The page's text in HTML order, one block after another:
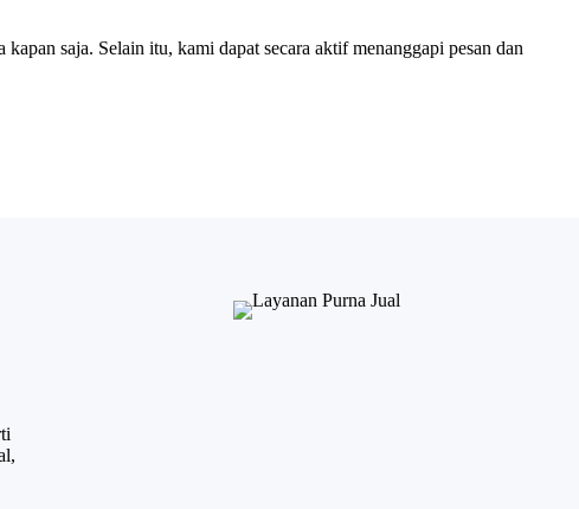
saja. Selain itu, kami dapat secara aktif menanggapi pesan dan